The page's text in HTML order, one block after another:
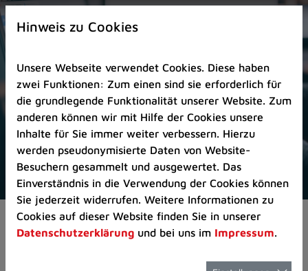
Zur
Startseite
Zum
Seitenanfang
springen
(Schnelltaste
A)
Zur
Navigation/Menü
springen
(Schnelltaste
M)
Zur
Pressemeldungen
Hinweis zu Cookies
Unsere Webseite verwendet Cookies. Diese haben
zwei Funktionen: Zum einen sind sie erforderlich für
die grundlegende Funktionalität unserer Website. Zum
anderen können wir mit Hilfe der Cookies unsere
Inhalte für Sie immer weiter verbessern. Hierzu
werden pseudonymisierte Daten von Website-
Besuchern gesammelt und ausgewertet. Das
Einverständnis in die Verwendung der Cookies können
Sie jederzeit widerrufen. Weitere Informationen zu
Cookies auf dieser Website finden Sie in unserer
Datenschutzerklärung und bei uns im Impressum.